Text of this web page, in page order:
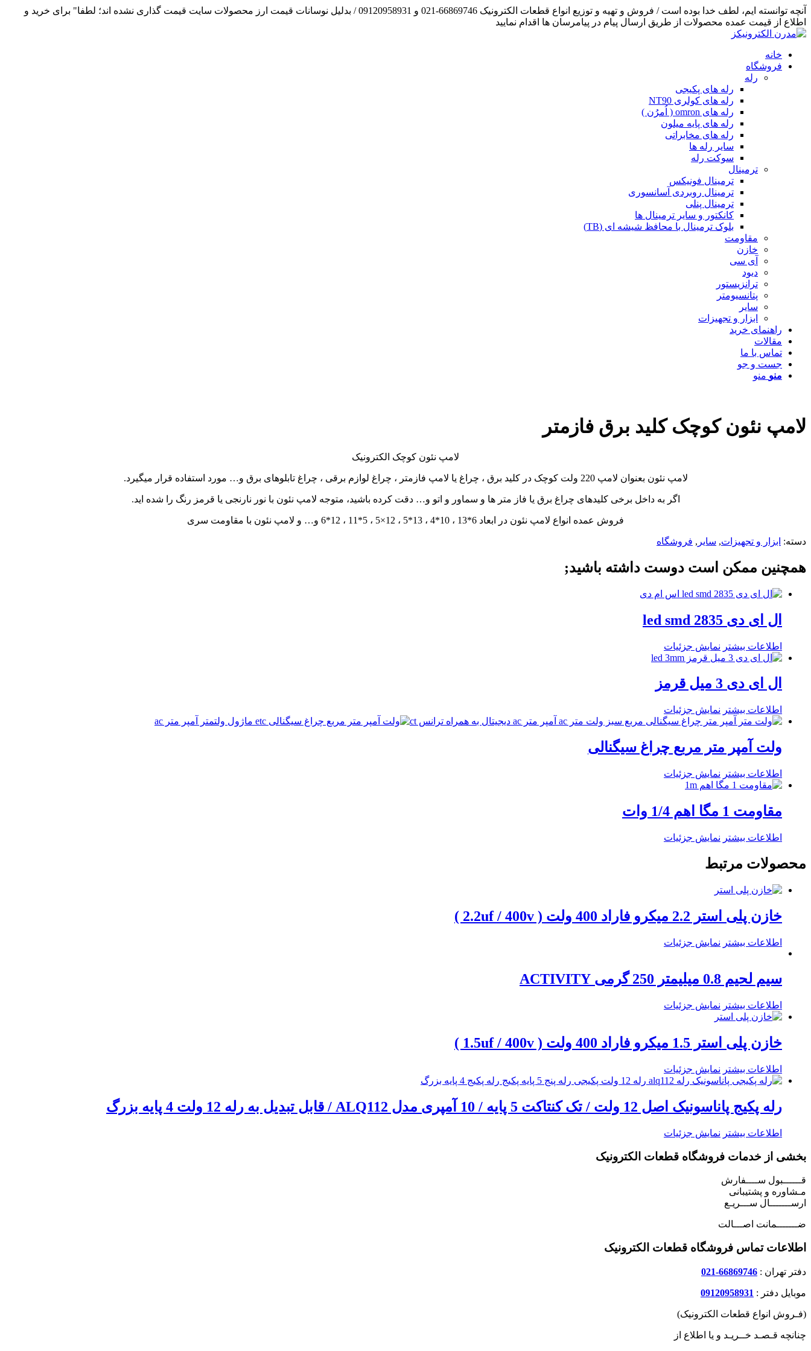
آنچه توانسته ایم، لطف خدا بوده است / فروش و تهیه و توزیع انواع قطعات الکترونیک 66869746-021 و 09120958931 / بدلیل نوسانات قیمت ارز محصولات سایت قیمت گذاری نشده اند؛ لطفا" برای خرید و
اطلاع از قیمت عمده محصولات از طریق ارسال پیام در پیامرسان ها اقدام نمایید
خانه
فروشگاه
رله
رله های پکیجی
رله های کولری NT90
رله های omron ( اُمرُن )
رله های پایه میلون
رله های مخابراتی
سایر رله ها
سوکت رله
ترمینال
ترمینال فونیکس
ترمینال روبردی آسانسوری
ترمینال پنلی
کانکتور و سایر ترمینال ها
بلوک ترمینال با محافظ شیشه ای (TB)
مقاومت
خازن
آی سی
دیود
ترانزیستور
پتانسیومتر
سایر
ابزار و تجهیزات
راهنمای خرید
مقالات
تماس با ما
جست و جو
منو منو
لامپ نئون کوچک کلید برق فازمتر
لامپ نئون کوچک الکترونیک
لامپ نئون بعنوان لامپ 220 ولت کوچک در کلید برق ، چراغ یا لامپ فازمتر ، چراغ لوازم برقی ، چراغ تابلوهای برق و… مورد استفاده قرار میگیرد.
اگر به داخل برخی کلیدهای چراغ برق یا فاز متر ها و سماور و اتو و… دقت کرده باشید، متوجه لامپ نئون با نور نارنجی یا قرمز رنگ را شده اید.
فروش عمده انواع لامپ نئون در ابعاد 6*13 ، 10*4 ، 13*5 ، 12×5 ، 5*11 ، 12*6 و… و لامپ نئون با مقاومت سری
دسته: ابزار و تجهیزات, سایر , فروشگاه
همچنین ممکن است دوست داشته باشید;
ال ای دی led smd 2835
اطلاعات بیشتر نمایش جزئیات
ال ای دی 3 میل قرمز
اطلاعات بیشتر نمایش جزئیات
ولت آمپر متر مربع چراغ سیگنالی
اطلاعات بیشتر نمایش جزئیات
مقاومت 1 مگا اهم 1/4 وات
اطلاعات بیشتر نمایش جزئیات
محصولات مرتبط
خازن پلی استر 2.2 میکرو فاراد 400 ولت ( 2.2uf / 400v )
اطلاعات بیشتر نمایش جزئیات
سیم لحیم 0.8 میلیمتر 250 گرمی ACTIVITY
اطلاعات بیشتر نمایش جزئیات
خازن پلی استر 1.5 میکرو فاراد 400 ولت ( 1.5uf / 400v )
اطلاعات بیشتر نمایش جزئیات
رله پکیج پاناسونیک اصل 12 ولت / تک کنتاکت 5 پایه / 10 آمپری مدل ALQ112 / قابل تبدیل به رله 12 ولت 4 پایه بزرگ
اطلاعات بیشتر نمایش جزئیات
بخشی از خدمات فروشگاه قطعات الکترونیک
قــــــبول ســــفارش
مـشاوره و پشتیبانی
ارســـــــال ســـریـع
ضـــــــمانت اصـــالت
اطلاعات تماس فروشگاه قطعات الکترونیک
دفتر تهران : 66869746-021
موبایل دفتر : 09120958931
(فـروش انواع قطعات الکترونیک)
چنانچه قـصـد خــریـد و یا اطلاع از